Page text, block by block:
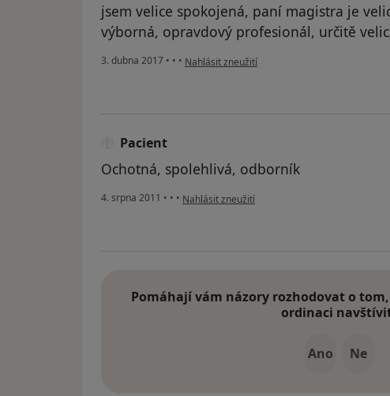
jsem velice spokojená, paní magistra je
výborná, opravdový profesionál, určitě
3. dubna 2017 • • • podle názoru uživatele Váš účet byl odstraněn
Nahlásit zneužití
Pacient
Ochotná, spolehlivá, odborník
4. srpna 2011 • • • podle názoru uživatele Pacient
Nahlásit zneužití
Pomáhají vám názory rozhodovat o
ordinaci
Ano Ne